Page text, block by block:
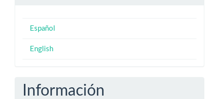
Español
English
Información